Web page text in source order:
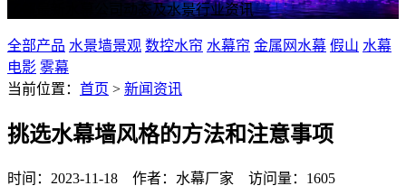
了解最新水幕公司动态及水景行业资讯
全部产品 水景墙景观 数控水帘 水幕帘 金属网水幕 假山 水幕
电影 雾幕
当前位置： 首页 > 新闻资讯
挑选水幕墙风格的方法和注意事项
时间：2023-11-18 作者：水幕厂家 访问量：1605